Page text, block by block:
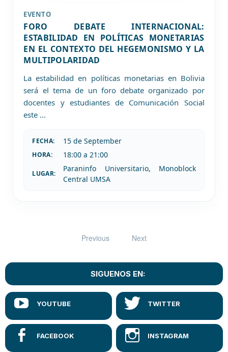
EVENTO
FORO DEBATE INTERNACIONAL:
ESTABILIDAD EN POLÍTICAS MONETARIAS
EN EL CONTEXTO DEL HEGEMONISMO Y LA
MULTIPOLARIDAD
La estabilidad en políticas monetarias en Bolivia
será el tema de un foro debate organizado por
docentes y estudiantes de Comunicación Social
este ...
FECHA: 15 deSeptember
HORA: 18:00 a 21:00
LUGAR:
Paraninfo Universitario, Monoblock
Central UMSA
Previous Next
SIGUENOS EN: